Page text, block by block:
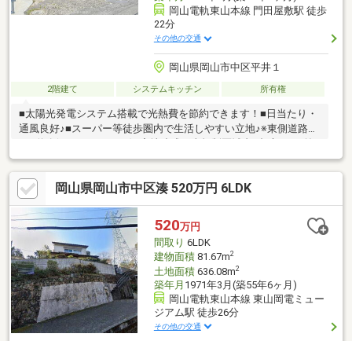
岡山電軌東山本線 門田屋敷駅 徒歩
22分
その他の交通
岡山県岡山市中区平井１
2階建て システムキッチン 所有権
■太陽光発電システム搭載で光熱費を節約できます！■日当たり・
通風良好♪■スーパー等徒歩圏内で生活しやすい立地♪※東側道路：
面有/引込無 * *☆* *☆* *☆* *☆* *☆* *当社は不動産
の購入からリノベーションまでワンストップでサポートいたしま
す。お問い合わせは【086-250-9005】または資料請求・来場予約
ボタンから。予約カレンダー上で予約が出来ない日程に関しまし
ても、お問い合わせいただけますとご対応可能な事がございます
ので一度お問い合わせください。* *☆* *☆* *☆* *☆* *
岡山県岡山市中区湊 520万円 6LDK
520万円
間取り 6LDK
建物面積81.67m2
土地面積636.08m2
築年月 1971年3月(築55年6ヶ月)
岡山電軌東山本線 東山岡電ミュー
ジアム駅 徒歩26分
その他の交通